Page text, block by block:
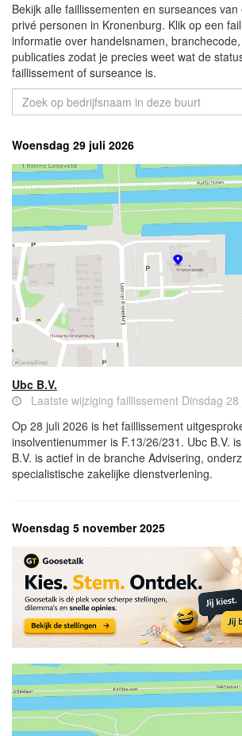
Bekijk alle faillissementen en surseances
privé personen in Kronenburg. Klik op een
informatie over handelsnamen,
publicaties zodat je precies weet wat de
faillissement of surseance is.
Woensdag 29 juli 2026
Ubc B.V.
Laatste wijziging faillissement Dinsdag 28
Op 28 juli 2026 is het faillissement
insolventienummer is F.13/26/231. Ubc B.V.
B.V. is actief in de branche Advisering,
specialistische zakelijke dienstverlening.
Woensdag 5 november 2025